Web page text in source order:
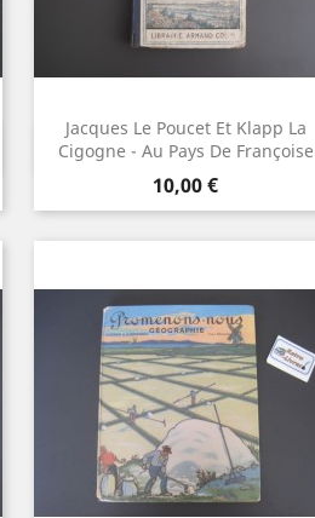
Jacques Le Poucet Et Klapp La
Cigogne - Au Pays De Françoise
Prix
10,00 €
Aperçu rapide